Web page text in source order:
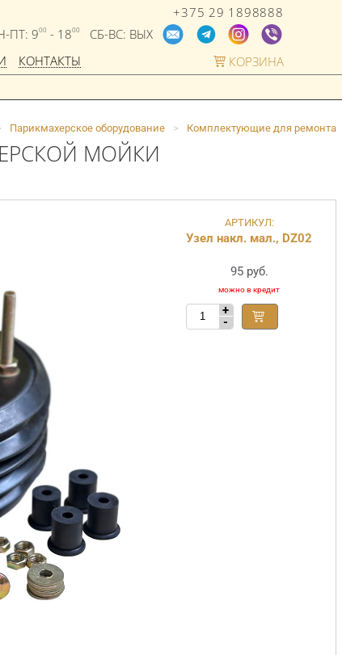
+375 29 1898888
ПТ: 900 - 1800
СБ-ВС: ВЫХ
КОНТАКТЫ КОРЗИНА
Парикмахерское оборудование > Комплектующие для ремонта
МОЙКИ
АРТИКУЛ:
Узел накл. мал., DZ02
95 руб.
+
-